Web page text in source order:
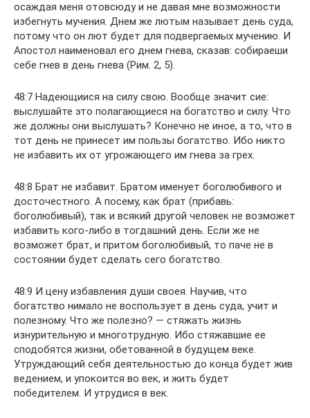
осаждая меня отовсюду и не давая мне возможности
избегнуть мучения. Днем же лютым называет день суда,
потому что он лют будет для подвергаемых мучению. И
Апостол наименовал его днем гнева, сказав: собираеши
себе гнев в день гнева (Рим. 2, 5).
48:7 Надеющиися на силу свою. Вообще значит cиe:
выслушайте это полагающиеся на богатство и силу. Что
же должны они выслушать? Конечно не иное, а то, что в
тот день не принесет им пользы богатство. Ибо никто
не избавить их от угрожающего им гнева за грех.
48:8 Брат не избавит. Братом именует боголюбивого и
досточестного. А посему, как брат (прибавь:
боголюбивый), так и всякий другой человек не возможет
избавить кого-либо в тогдашний день. Если же не
возможет брат, и притом боголюбивый, то паче не в
состоянии будет сделать сего богатство.
48:9 И цену избавления души своея. Научив, что
богатство нимало не воспользует в день суда, учит и
полезному. Что же полезно? — стяжать жизнь
изнурительную и многотрудную. Ибо стяжавшие ее
сподобятся жизни, обетованной в будущем веке.
Утруждающий себя деятельностью до конца будет жив
ведением, и упокоится во век, и жить будет
победителем. И утрудися в век.